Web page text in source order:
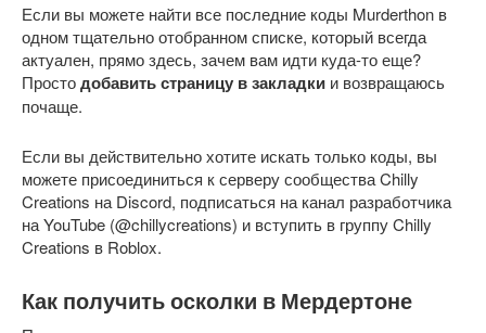
Если вы можете найти все последние коды Murderthon в
одном тщательно отобранном списке, который всегда
актуален, прямо здесь, зачем вам идти куда-то еще?
Простодобавить страницу в закладки и возвращаюсь
почаще.
Если вы действительно хотите искать только коды, вы
можете присоединиться к серверу сообщества Chilly
Creations на Discord, подписаться на канал разработчика
на YouTube (@chillycreations) и вступить в группу Chilly
Creations в Roblox.
Как получить осколки в Мердертоне